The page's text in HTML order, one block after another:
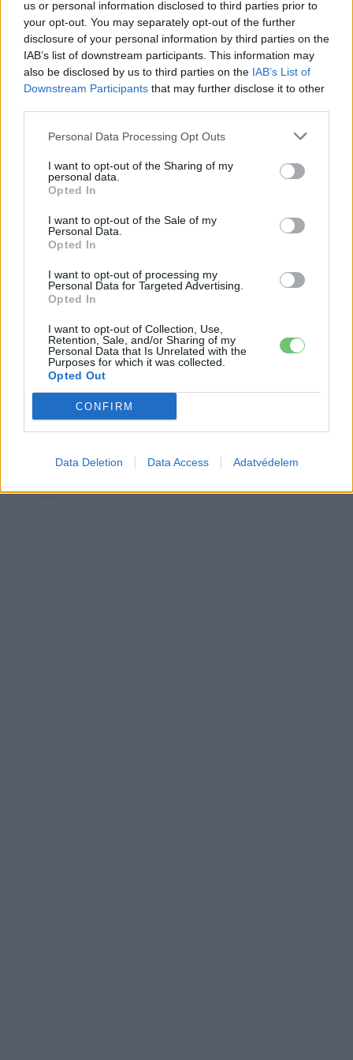
us or personal information disclosed to third parties prior to
your opt-out. You may separately opt-out of the further
disclosure of your personal information by third parties on the
IAB’s list of downstream participants. This information may
also be disclosed by us to third parties on the IAB’s List of
Downstream Participants that may further disclose it to other
Personal Data Processing Opt Outs
I want to opt-out of the Sharing of my
personal data.
Opted In
I want to opt-out of the Sale of my
Personal Data.
Opted In
I want to opt-out of processing my
Personal Data for Targeted Advertising.
Opted In
I want to opt-out of Collection, Use,
Retention, Sale, and/or Sharing of my
Personal Data that Is Unrelated with the
Purposes for which it was collected.
Opted Out
CONFIRM
Data Deletion Data Access Adatvédelem
e-cars.hu
Elektromosan közlekedsz, vagy a váltáson töprengsz?
Érdekelnek a legfrissebb hírek az e-autók világából, vagy
foglalkoztatnak a legújabb fejlesztések az elektromosság és a
fenntarthatóság területén? Akkor jó helyen jársz!
KAPCSOLÓDÓ CIKKEK TÖBB A SZERZŐTŐL
Elektromos
technológiára építi az elektromos
Akkumulátor
A BYD hat szabadalommal készül a
2027-es szilárdtest-akkumulátor-
áttörésre
Hivatalos papírokban bukkant fel a
Smart #2 – kiderült az ár és a